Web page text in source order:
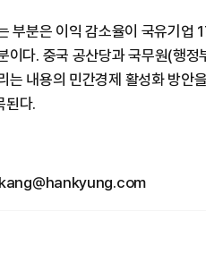
부분은 이익 감소율이 국유기업
이다. 중국 공산당과 국무원(행
는 내용의 민간경제 활성화 방안
된다.